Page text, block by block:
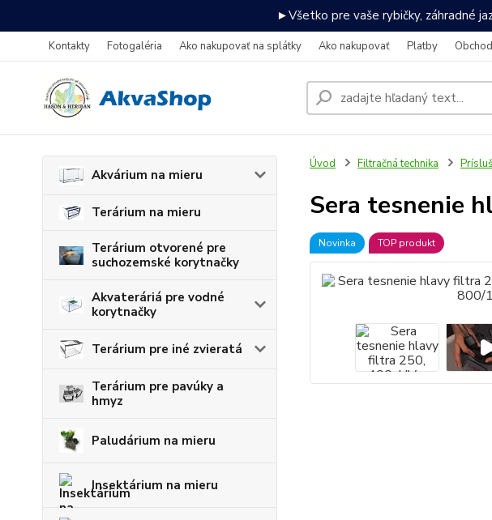
►Všetko pre vaše rybičky, záhradné
Kontakty Fotogaléria Ako nakupovať na splátky Ako nakupovať Platby
Akvárium na mieru
Terárium na mieru
Terárium otvorené pre
suchozemské korytnačky
Akvateráriá pre vodné
korytnačky
Terárium pre iné zvieratá
Terárium pre pavúky a
hmyz
Paludárium na mieru
Insektárium na mieru
Úvod Filtračná technika
Sera tesnenie
Novinka TOP produkt